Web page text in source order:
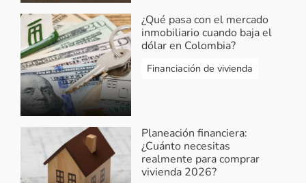
¡Hola Esther! los hogares
conformados por personas
independientes puede acceder al
subsidio de vivienda que otorga el
Gobierno con recursos del
presupuesto Nacional a través del
Fondo Nacional del Ahorro, bajo el
programa Mi Casa Ya. También
puedes comprar sin subsidio
aportando el 30% de cuota inicial y
el 70% con un crédito hipotecario,
¿Qué pasa con el mercado
inmobiliario cuando baja el
dólar en Colombia?
Financiación de vivienda
Planeación financiera:
¿Cuánto necesitas
realmente para comprar
vivienda 2026?